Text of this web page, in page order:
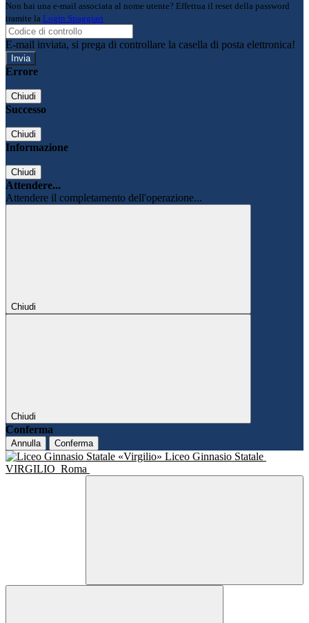
Non hai una e-mail associata al nome utente? Effettua il reset della password
tramite la Login Spaggiari
E-mail inviata, si prega di controllare la casella di posta elettronica!
Errore
Chiudi
Successo
Chiudi
Informazione
Chiudi
Attendere...
Attendere il completamento dell'operazione...
Chiudi
Chiudi
Conferma
Annulla Conferma
Liceo Ginnasio Statale
VIRGILIO Roma